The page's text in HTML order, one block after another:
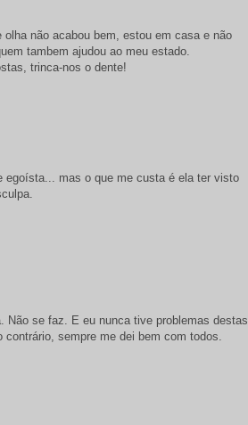
não acabou bem, estou em casa e não
tambem ajudou ao meu estado.
trinca-nos o dente!
egoísta... mas o que me custa é ela ter visto
Não se faz. E eu nunca tive problemas destas
sempre me dei bem com todos.